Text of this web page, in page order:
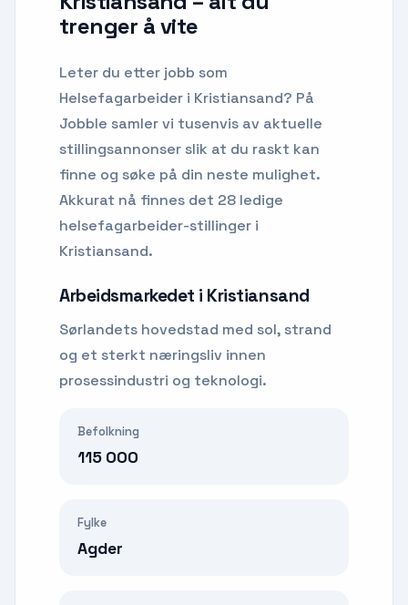
trenger å vite
Leter du etter jobb som
Helsefagarbeider i Kristiansand? På
Jobble samler vi tusenvis av aktuelle
stillingsannonser slik at du raskt kan
finne og søke på din neste mulighet.
Akkurat nå finnes det 28 ledige
helsefagarbeider-stillinger i
Kristiansand.
Arbeidsmarkedet i Kristiansand
Sørlandets hovedstad med sol, strand
og et sterkt næringsliv innen
prosessindustri og teknologi.
Befolkning
115 000
Fylke
Agder